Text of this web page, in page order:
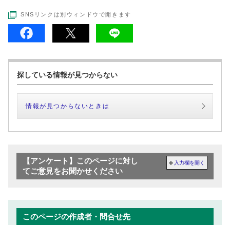
SNSリンクは別ウィンドウで開きます
探している情報が見つからない
情報が見つからないときは
【アンケート】このページに対し
てご意見をお聞かせください
入力欄を開く
このページの作成者・問合せ先